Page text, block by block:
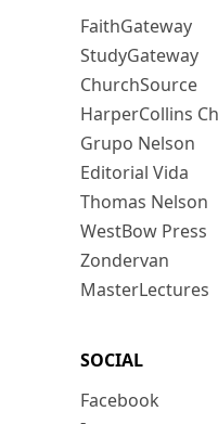
FaithGateway
StudyGateway
ChurchSource
HarperCollins
Grupo Nelson
Editorial Vida
Thomas Nelson
WestBow Press
Zondervan
MasterLectures
SOCIAL
Facebook